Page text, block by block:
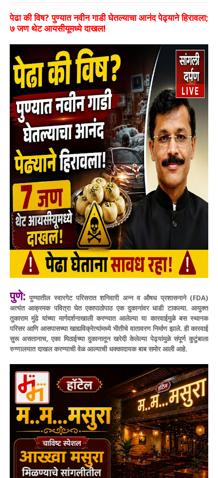
पेढा की विष? पुण्यात नवीन गाडी घेतल्याचा आनंद पेढ्याने हिरावला;
७ जण थेट आयसीयूमध्ये दाखल!
पुणे: पुण्यातील स्वारगेट परिसरात शनिवारी अन्न व औषध प्रशासनाने (FDA)
अत्यंत आक्रमक पवित्रा घेत एकापाठोपाठ एक दुकानांवर धाडी टाकल्या. आयुक्त
तुकाराम मुंढे यांच्या मार्गदर्शनाखाली करण्यात आलेल्या या कारवाईमुळे बस स्थानक
परिसर आणि आसपासच्या खाद्यविक्रेत्यांमध्ये भीतीचे वातावरण निर्माण झाले. ही कारवाई
सुरू असतानाच, एका मिठाईच्या दुकानातून खरेदी केलेल्या पेढ्यांमुळे संपूर्ण कुटुंबाला
रुग्णालयात दाखल करण्याची वेळ आल्याची धक्कादायक बाब समोर आली आहे.